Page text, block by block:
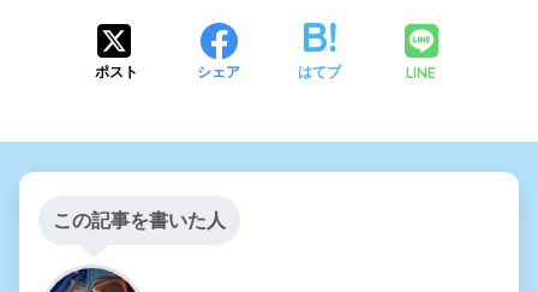
ポスト シェア はてブ LINE
この記事を書いた人